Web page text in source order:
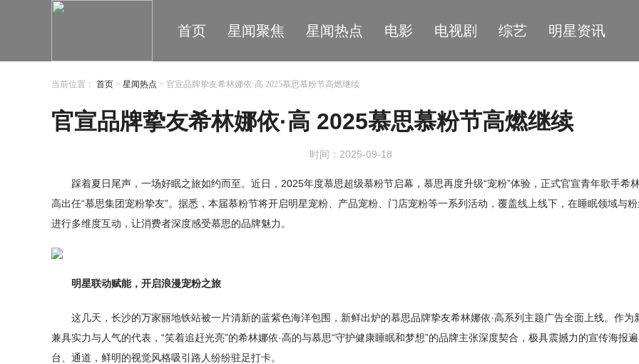
首页 星闻聚焦 星闻热点 电影 电视剧 综艺 明星资讯
当前位置： 首页 > 星闻热点 > 官宣品牌挚友希林娜依·高 2025慕思慕粉节高燃继续
官宣品牌挚友希林娜依·高 2025慕思慕粉节高燃继续
时间：2025-09-18
踩着夏日尾声，一场好眠之旅如约而至。近日，2025年度慕思超级慕粉节启幕，慕思再度升级“宠粉”体验，正式官宣青年歌手希
高出任“慕思集团宠粉挚友”。据悉，本届慕粉节将开启明星宠粉、产品宠粉、门店宠粉等一系列活动，覆盖线上线下，在睡眠领域与
进行多维度互动，让消费者深度感受慕思的品牌魅力。
明星联动赋能，开启浪漫宠粉之旅
这几天，长沙的万家丽地铁站被一片清新的蓝紫色海洋包围，新鲜出炉的慕思品牌挚友希林娜依·高系列主题广告全面上线。作为
兼具实力与人气的代表，“笑着追赶光亮”的希林娜依·高的与慕思“守护健康睡眠和梦想”的品牌主张深度契合，极具震撼力的宣传海报
台、通道，鲜明的视觉风格吸引路人纷纷驻足打卡。